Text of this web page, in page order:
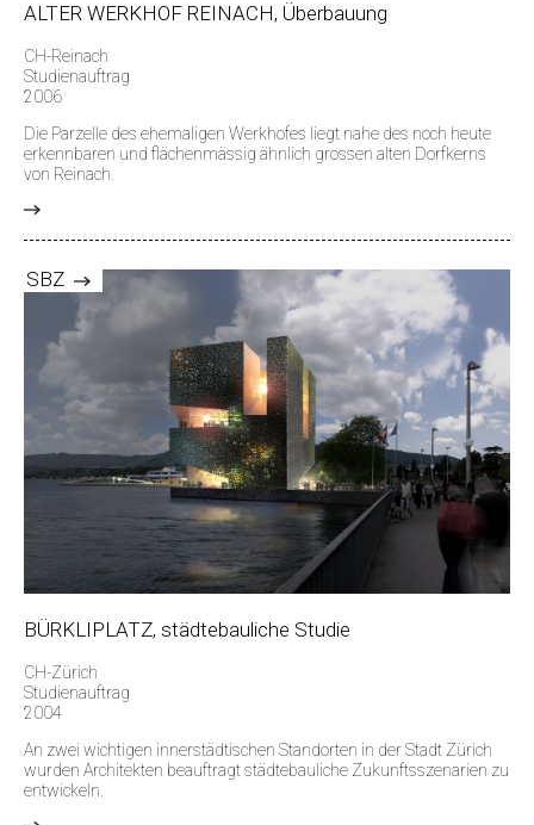
ALTER WERKHOF REINACH, Überbauung
CH-Reinach
Studienauftrag
2006
Die Parzelle des ehemaligen Werkhofes liegt nahe des noch heute
erkennbaren und flächenmässig ähnlich grossen alten Dorfkerns
von Reinach.
SBZ
BÜRKLIPLATZ, städtebauliche Studie
CH-Zürich
Studienauftrag
2004
An zwei wichtigen innerstädtischen Standorten in der Stadt Zürich
wurden Architekten beauftragt städtebauliche Zukunftsszenarien zu
entwickeln.